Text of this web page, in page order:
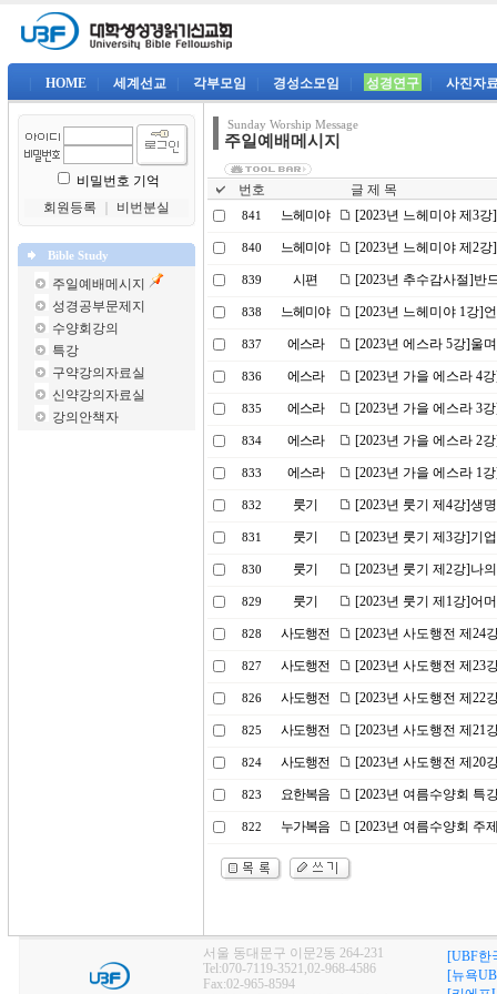
HOME 세계선교 각부모임 경성소모임 성경연구 사진자
비밀번호 기억
회원등록
비번분실
Bible Study
주일예배메시지
성경공부문제지
수양회강의
특강
구약강의자료실
신약강의자료실
강의안책자
Sunday Worship Message
주일예배메시지
번호 글 제 목
841 느헤미야 [2023년 느헤미야 제3
840 느헤미야 [2023년 느헤미야 제2
839 시편 [2023년 추수감사절]반
838 느헤미야 [2023년 느헤미야 1강]
837 에스라 [2023년 에스라 5강]울
836 에스라 [2023년 가을 에스라 4
835 에스라 [2023년 가을 에스라 3
834 에스라 [2023년 가을 에스라 2
833 에스라 [2023년 가을 에스라 1
832 룻기 [2023년 룻기 제4강]생
831 룻기 [2023년 룻기 제3강]기
830 룻기 [2023년 룻기 제2강]나
829 룻기 [2023년 룻기 제1강]어
828 사도행전 [2023년 사도행전 제24
827 사도행전 [2023년 사도행전 제23
826 사도행전 [2023년 사도행전 제22
825 사도행전 [2023년 사도행전 제21
824 사도행전 [2023년 사도행전 제20
823 요한복음 [2023년 여름수양회 특
822 누가복음 [2023년 여름수양회 주
서울 동대문구 이문2동 264-231
Tel:070-7119-3521,02-968-4586
Fax:02-965-8594
[UBF한
[뉴욕